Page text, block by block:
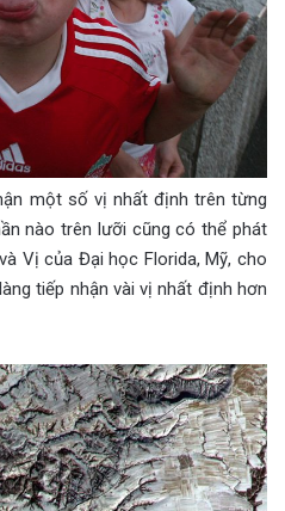
một số vị nhất định trên từng
nào trên lưỡi cũng có thể phát
Vị của Đại học Florida, Mỹ, cho
tiếp nhận vài vị nhất định hơn